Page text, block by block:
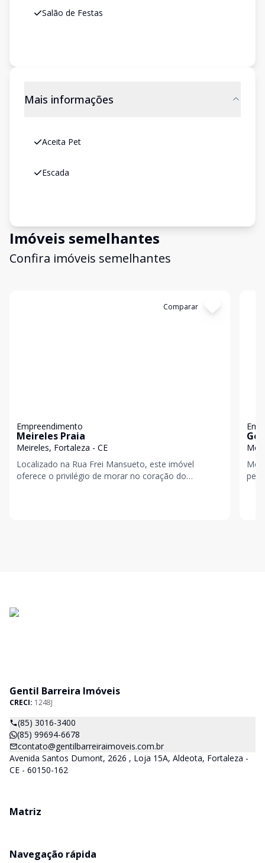
Salão de Festas
Mais informações
Aceita Pet
Escada
Imóveis semelhantes
Confira imóveis semelhantes
Comparar
Empreendimento
Meireles Praia
Meireles, Fortaleza - CE
Localizado na Rua Frei Mansueto, este imóvel
oferece o privilégio de morar no coração do
Gentil Barreira Imóveis
CRECI: 1248J
(85) 3016-3400
(85) 99694-6678
contato@gentilbarreiraimoveis.com.br
Avenida Santos Dumont, 2626 , Loja 15A, Aldeota, Fortaleza -
CE - 60150-162
Matriz
Navegação rápida